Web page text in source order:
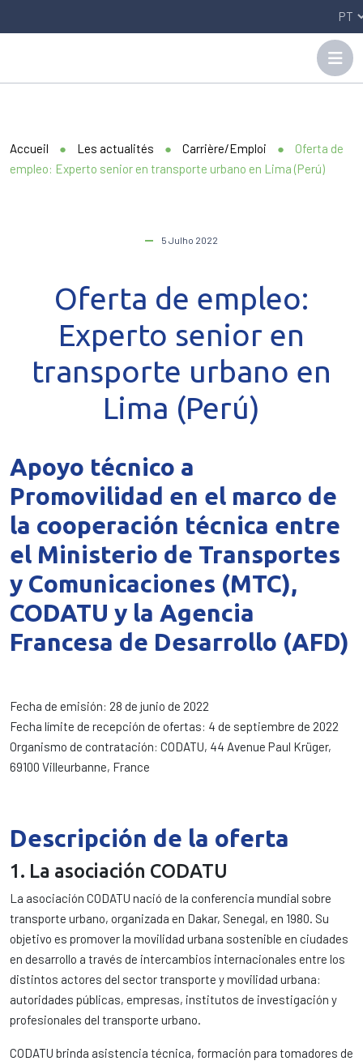
Accueil ● Les actualités ● Carrière/Emploi ●
Oferta de
empleo: Experto senior en transporte urbano en Lima (Perú)
5 Julho 2022
Oferta de empleo:
Experto senior en
transporte urbano en
Lima (Perú)
Apoyo técnico a
Promovilidad en el marco de
la cooperación técnica entre
el Ministerio de Transportes
y Comunicaciones (MTC),
CODATU y la Agencia
Francesa de Desarrollo (AFD)
Fecha de emisión: 28 de junio de 2022
Fecha límite de recepción de ofertas: 4 de septiembre de 2022
Organismo de contratación: CODATU, 44 Avenue Paul Krüger,
69100 Villeurbanne, France
Descripción de la oferta
1. La asociación CODATU
La asociación CODATU nació de la conferencia mundial sobre
transporte urbano, organizada en Dakar, Senegal, en 1980. Su
objetivo es promover la movilidad urbana sostenible en ciudades
en desarrollo a través de intercambios internacionales entre los
distintos actores del sector transporte y movilidad urbana:
autoridades públicas, empresas, institutos de investigación y
profesionales del transporte urbano.
CODATU brinda asistencia técnica, formación para tomadores de